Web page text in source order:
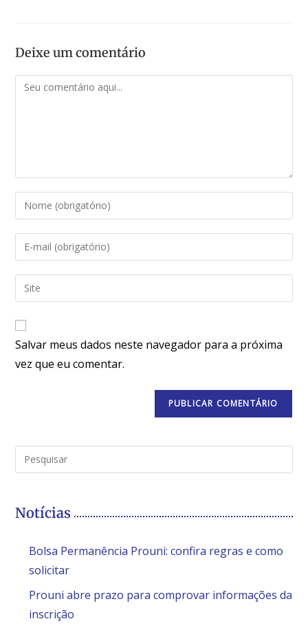
Deixe um comentário
Salvar meus dados neste navegador para a próxima
vez que eu comentar.
Notícias
Bolsa Permanência Prouni: confira regras e como
solicitar
Prouni abre prazo para comprovar informações da
inscrição